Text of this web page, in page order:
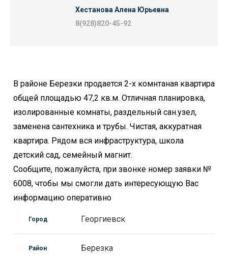
Хестанова Алена Юрьевна
8(928)820-45-92
В районе Березки продается 2-х комнтаная квартира
общей площадью 47,2 кв.м. Отличная планировка,
изолированные комнаты, раздельный сан.узел,
заменена сантехника и трубы. Чистая, аккуратная
квартира. Рядом вся инфраструктура, школа
детский сад, семейный магнит.
Сообщите, пожалуйста, при звонке номер заявки №
6008, чтобы мы смогли дать интересующую Вас
информацию оперативно
Город Георгиевск
Район Березка